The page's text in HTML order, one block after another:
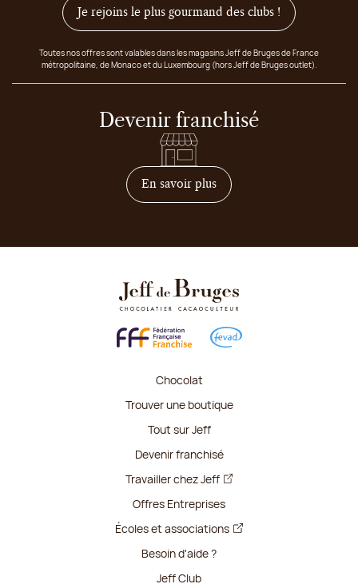
Je rejoins le plus gourmand des clubs !
Toutes nos offres sont valables dans les magasins Jeff de Bruges de France
métropolitaine, de Monaco et du Luxembourg (hors Jeff de Bruges outlet).
Devenir franchisé
En savoir plussur comment devenir
Chocolat
Trouver une boutique
Tout sur Jeff
Devenir franchisé
Travailler chez Jeff
Offres Entreprises
Écoles et associations
Besoin d'aide ?
Jeff Club